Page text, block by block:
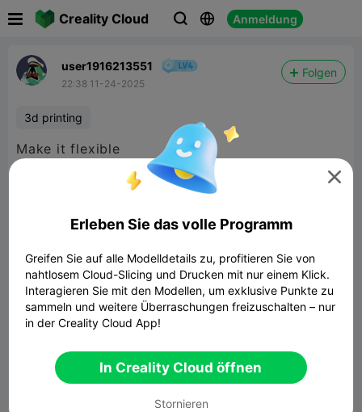
Creality Cloud   Anmeldung
user1916213551
22:38 11-24-2025
Folgen
3d printing
Make it flexible
Dummy 13 action figure
Zugehöriges 3D-Modell

Erleben Sie das volle Programm
Greifen Sie auf alle Modelldetails zu, profitieren Sie von
nahtlosem Cloud-Slicing und Drucken mit nur einem Klick.
Interagieren Sie mit den Modellen, um exklusive Punkte zu
sammeln und weitere Überraschungen freizuschalten – nur
in der Creality Cloud App!
In Creality Cloud öffnen
Stornieren